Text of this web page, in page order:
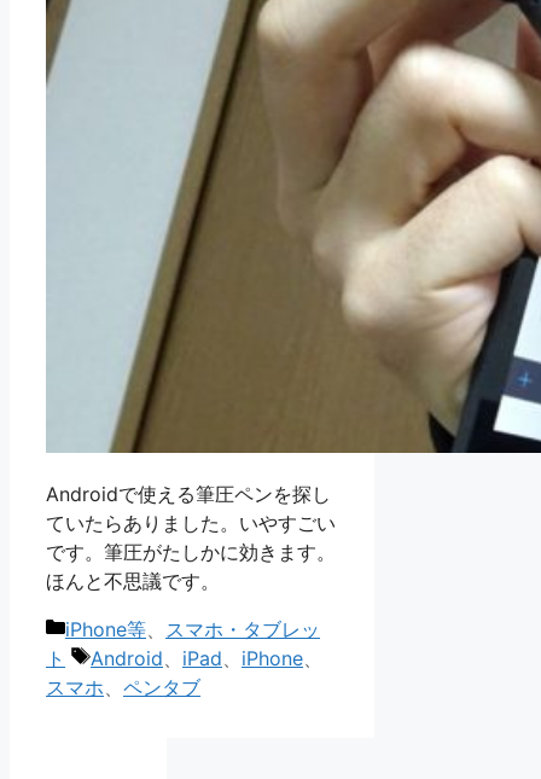
Androidで使える筆圧ペンを探し
ていたらありました。いやすごい
です。筆圧がたしかに効きます。
ほんと不思議です。
カ
テ
ゴ
iPhone等、 スマホ・タブレッ
ト
タ
グ
Android、 iPad、 iPhone、
スマホ、 ペンタブ